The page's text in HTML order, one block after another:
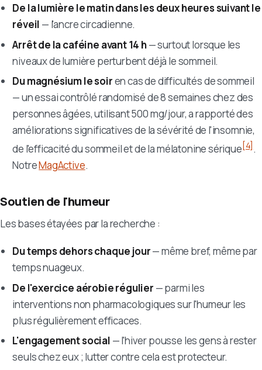
De la lumière le matin dans les deux heures suivant le
réveil — l'ancre circadienne.
Arrêt de la caféine avant 14 h— surtout lorsque les
niveaux de lumière perturbent déjà le sommeil.
Du magnésium le soiren cas de difficultés de sommeil
— un essai contrôlé randomisé de 8 semaines chez des
personnes âgées, utilisant 500 mg/jour, a rapporté des
améliorations significatives de la sévérité de l'insomnie,
de l'efficacité du sommeil et de la mélatonine sérique [4] .
NotreMagActive.
Soutien de l'humeur
Les bases étayées par la recherche :
Du temps dehors chaque jour— même bref, même par
temps nuageux.
De l'exercice aérobie régulier — parmi les
interventions non pharmacologiques sur l'humeur les
plus régulièrement efficaces.
L'engagement social — l'hiver pousse les gens à rester
seuls chez eux ; lutter contre cela est protecteur.